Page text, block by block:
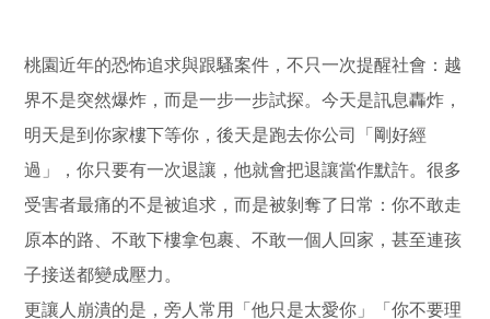
桃園近年的恐怖追求與跟騷案件，不只一次提醒社會：越
界不是突然爆炸，而是一步一步試探。今天是訊息轟炸，
明天是到你家樓下等你，後天是跑去你公司「剛好經
過」，你只要有一次退讓，他就會把退讓當作默許。很多
受害者最痛的不是被追求，而是被剝奪了日常：你不敢走
原本的路、不敢下樓拿包裹、不敢一個人回家，甚至連孩
子接送都變成壓力。
更讓人崩潰的是，旁人常用「他只是太愛你」「你不要理